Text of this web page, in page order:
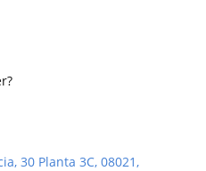
30 Planta 3C, 08021,